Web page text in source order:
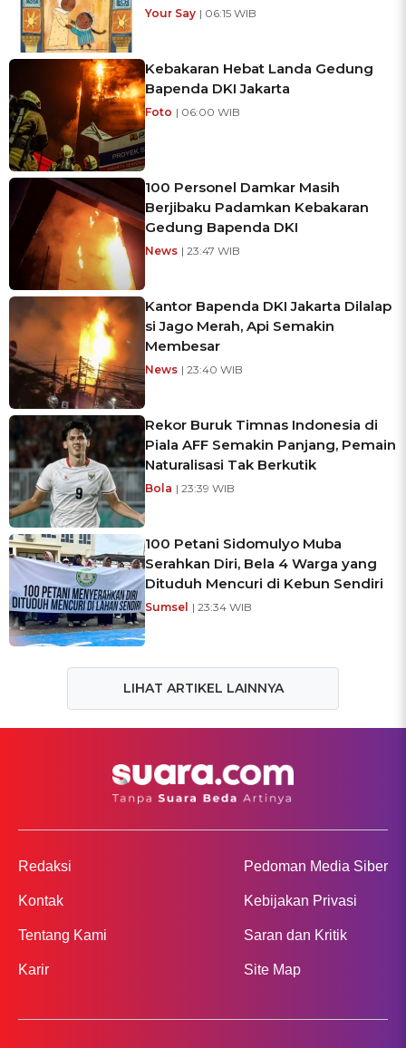
Your Say | 06:15 WIB
Kebakaran Hebat Landa Gedung
Bapenda DKI Jakarta
Foto | 06:00 WIB
100 Personel Damkar Masih
Berjibaku Padamkan Kebakaran
Gedung Bapenda DKI
News | 23:47 WIB
Kantor Bapenda DKI Jakarta Dilalap
si Jago Merah, Api Semakin
Membesar
News | 23:40 WIB
Rekor Buruk Timnas Indonesia di
Piala AFF Semakin Panjang, Pemain
Naturalisasi Tak Berkutik
Bola | 23:39 WIB
100 Petani Sidomulyo Muba
Serahkan Diri, Bela 4 Warga yang
Dituduh Mencuri di Kebun Sendiri
Sumsel | 23:34 WIB
LIHAT ARTIKEL LAINNYA
Redaksi
Kontak
Tentang Kami
Karir
Pedoman Media Siber
Kebijakan Privasi
Saran dan Kritik
Site Map